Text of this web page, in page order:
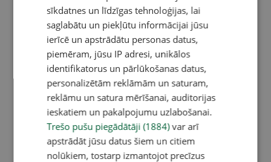
sīkdatnes un līdzīgas tehnoloģijas, lai
saglabātu un piekļūtu informācijai jūsu
ierīcē un apstrādātu personas datus,
piemēram, jūsu IP adresi, unikālos
identifikatorus un pārlūkošanas datus,
personalizētām reklāmām un saturam,
reklāmu un satura mērīšanai, auditorijas
ieskatiem un pakalpojumu uzlabošanai.
Trešo pušu piegādātāji (1884)var arī
apstrādāt jūsu datus šiem un citiem
nolūkiem, tostarp izmantojot precīzus